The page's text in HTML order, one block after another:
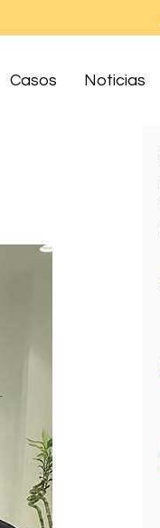
Casos Noticias